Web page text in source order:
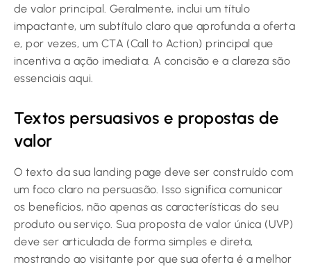
de valor principal. Geralmente, inclui um título
impactante, um subtítulo claro que aprofunda a oferta
e, por vezes, um CTA (Call to Action) principal que
incentiva a ação imediata. A concisão e a clareza são
essenciais aqui.
Textos persuasivos e propostas de
valor
O texto da sua landing page deve ser construído com
um foco claro na persuasão. Isso significa comunicar
os benefícios, não apenas as características do seu
produto ou serviço. Sua proposta de valor única (UVP)
deve ser articulada de forma simples e direta,
mostrando ao visitante por que sua oferta é a melhor